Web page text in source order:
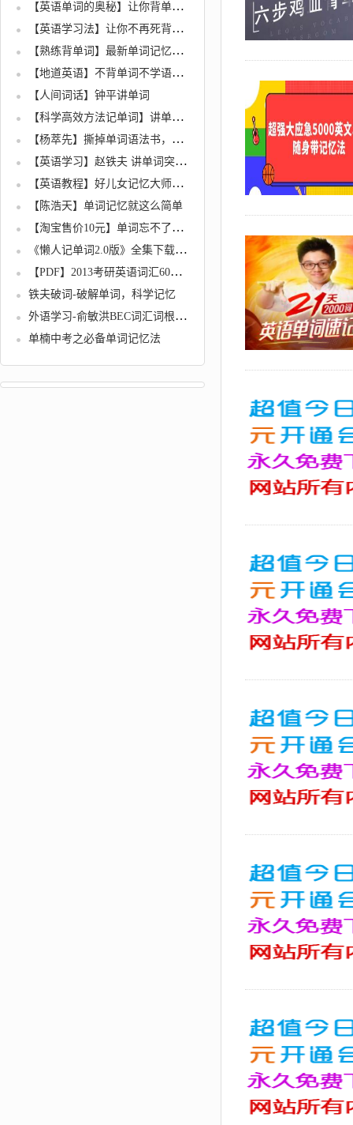
【英语单词的奥秘】让你背单词快10倍的记忆法
【英语学习法】让你不再死背单词语法，学上瘾！
【熟练背单词】最新单词记忆法全套教程
【地道英语】不背单词不学语法教你随口飚英语
【人间词话】钟平讲单词
【科学高效方法记单词】讲单词全集
【杨萃先】撕掉单词语法书，颠覆你的传统英语学习
【英语学习】赵铁夫 讲单词突破万词全集
【英语教程】好儿女记忆大师刘纲考试各科全记牢学英语单词全记牢
【陈浩天】单词记忆就这么简单
【淘宝售价10元】单词忘不了【官方正版】 英语视频 8DVD
《懒人记单词2.0版》全集下载价值598元
【PDF】2013考研英语词汇60天记忆风暴
铁夫破词-破解单词，科学记忆
外语学习-俞敏洪BEC词汇词根+联想记忆法(xl)
单楠中考之必备单词记忆法